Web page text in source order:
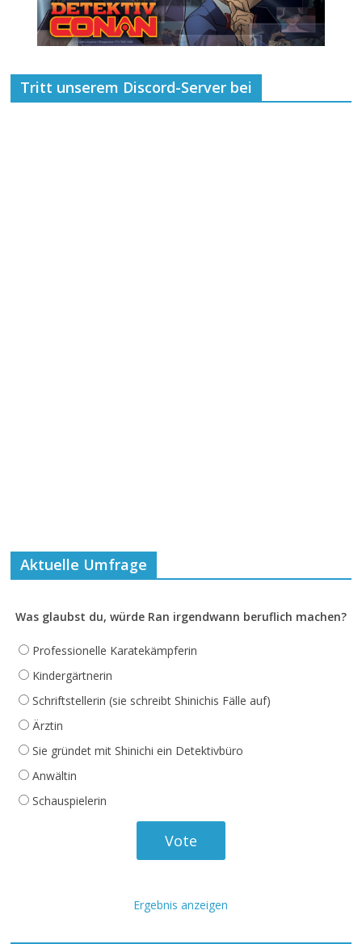
Tritt unserem Discord-Server bei
Aktuelle Umfrage
Was glaubst du, würde Ran irgendwann beruflich machen?
Professionelle Karatekämpferin
Kindergärtnerin
Schriftstellerin (sie schreibt Shinichis Fälle auf)
Ärztin
Sie gründet mit Shinichi ein Detektivbüro
Anwältin
Schauspielerin
Ergebnis anzeigen